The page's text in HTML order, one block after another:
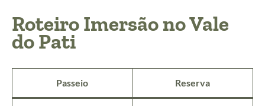
Roteiro Imersão no Vale
do Pati
Passeio Reserva